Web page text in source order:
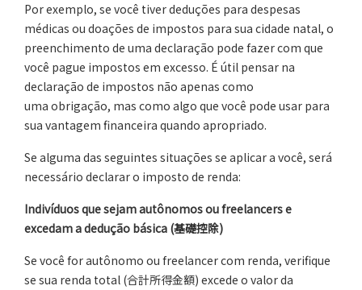
Por exemplo, se você tiver deduções para despesas
médicas ou doações de impostos para sua cidade natal, o
preenchimento de uma declaração pode fazer com que
você pague impostos em excesso. É útil pensar na
declaração de impostos não apenas como
uma obrigação, mas como algo que você pode usar para
sua vantagem financeira quando apropriado.
Se alguma das seguintes situações se aplicar a você, será
necessário declarar o imposto de renda:
Indivíduos que sejam autônomos ou freelancers e
excedam a dedução básica (基礎控除)
Se você for autônomo ou freelancer com renda, verifique
se sua renda total (合計所得金額) excede o valor da